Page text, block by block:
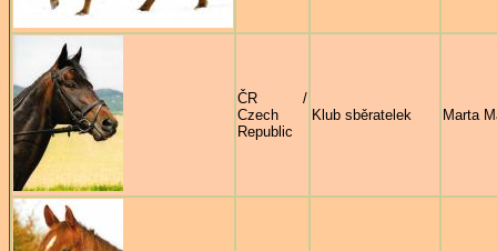
ČR /
Czech
Republic
Klub sběratelek Marta